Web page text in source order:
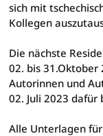
sich mit
Kollegen
Die nächste
02. bis
Autorinnen und
02. Juli 2023 dafür
Alle Unterlagen